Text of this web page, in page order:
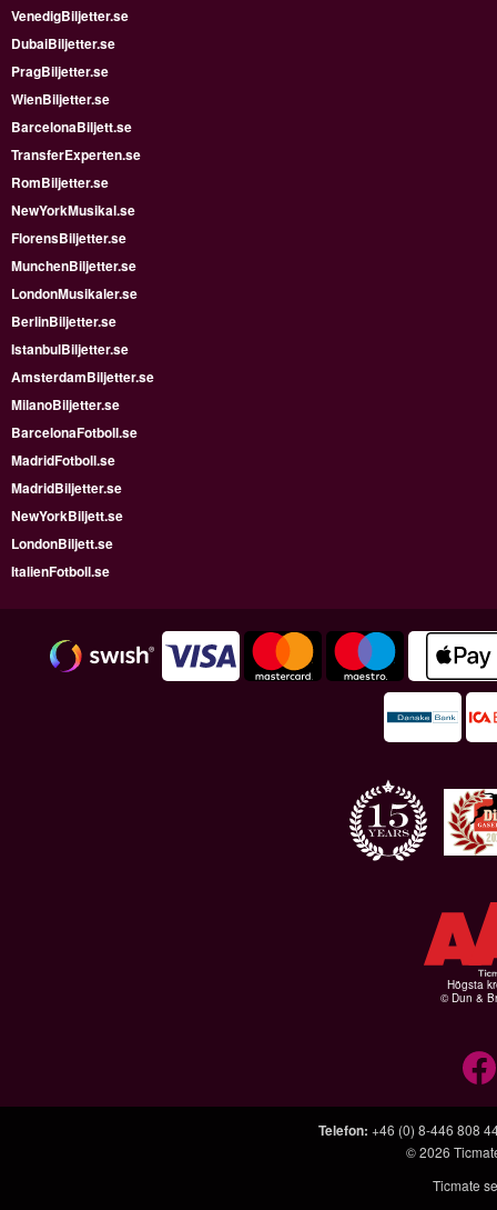
VenedigBiljetter.se
DubaiBiljetter.se
PragBiljetter.se
WienBiljetter.se
BarcelonaBiljett.se
TransferExperten.se
RomBiljetter.se
NewYorkMusikal.se
FlorensBiljetter.se
MunchenBiljetter.se
LondonMusikaler.se
BerlinBiljetter.se
IstanbulBiljetter.se
AmsterdamBiljetter.se
MilanoBiljetter.se
BarcelonaFotboll.se
MadridFotboll.se
MadridBiljetter.se
NewYorkBiljett.se
LondonBiljett.se
ItalienFotboll.se
Högsta
© Dun &
Telefon: +46 (0) 8-446 808
© 2026
Ticmate